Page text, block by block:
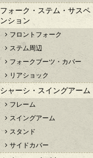
フォーク・ステム・サスペ
ンション
フロントフォーク
ステム周辺
フォークブーツ・カバー
リアショック
シャーシ・スイングアーム
フレーム
スイングアーム
スタンド
サイドカバー